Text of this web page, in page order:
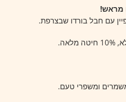
עם חבל בורדו שבצרפת.
ומשפרי טעם.